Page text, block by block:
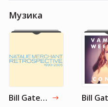
Музика
Bill Gates' Summer Playlist - Part 2